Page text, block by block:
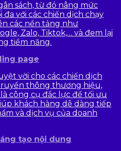
sách, từ đó nâng mức
đa với các chiến dịch chạy
các nền tảng như
Zalo, Tiktok,… và đem lại
tiềm năng.
page
vời cho các chiến dịch
thông thương hiệu,
công cụ đắc lực để tối ưu
khách hàng dễ dàng tiếp
và dịch vụ của doanh
tạo nội dung